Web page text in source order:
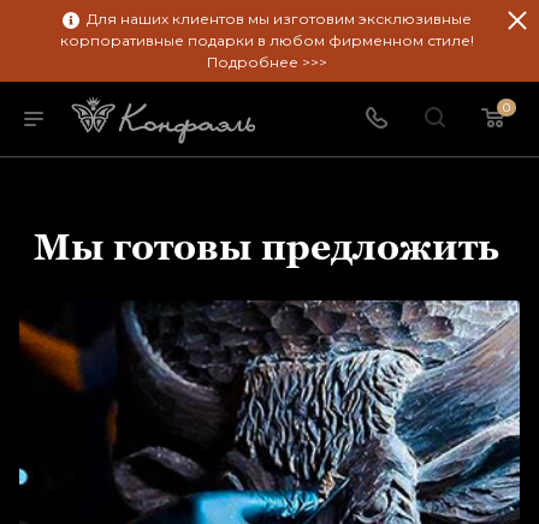
Для наших клиентов мы изготовим эксклюзивные
корпоративные подарки в любом фирменном стиле!
Подробнее >>>
0
Мы готовы предложить